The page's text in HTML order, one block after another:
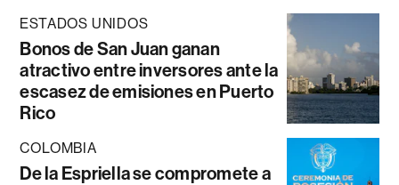
ESTADOS UNIDOS
Bonos de San Juan ganan
atractivo entre inversores ante la
escasez de emisiones en Puerto
Rico
COLOMBIA
De la Espriella se compromete a